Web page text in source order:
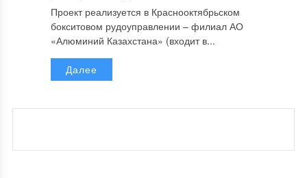
Проект реализуется в Краснооктябрьском
бокситовом рудоуправлении – филиал АО
«Алюминий Казахстана» (входит в...
Далее